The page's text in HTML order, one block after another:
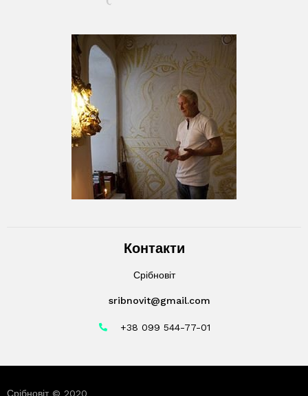
Контакти
Срібновіт
sribnovit@gmail.com
+38 099 544-77-01
Срібновіт © 2020